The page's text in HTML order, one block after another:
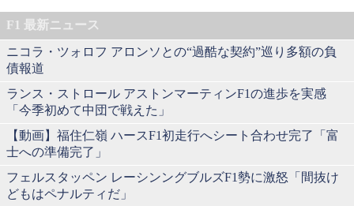
F1 最新ニュース
ニコラ・ツォロフ アロンソとの“過酷な契約”巡り多額の負
債報道
ランス・ストロール アストンマーティンF1の進歩を実感
「今季初めて中団で戦えた」
【動画】福住仁嶺 ハースF1初走行へシート合わせ完了「富
士への準備完了」
フェルスタッペン レーシンングブルズF1勢に激怒「間抜け
どもはペナルティだ」